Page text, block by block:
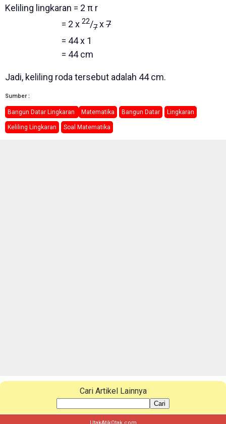
Keliling lingkaran = 2 π r
= 2 x 22/7 x7
= 44 x 1
= 44 cm
Jadi, keliling roda tersebut adalah 44 cm.
Sumber :
Bangun Datar Lingkaran Matematika Bangun Datar Lingkaran
Keliling Lingkaran Soal Matematika
Cari Artikel Lainnya
Cari